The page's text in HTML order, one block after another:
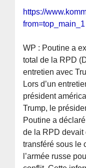
https://
from=top_main_1
WP : Poutine a
total de la RPD
entretien avec
Lors d’un
président
Trump, le
Poutine a
de la RPD devait
transféré sous le
l’armée russe